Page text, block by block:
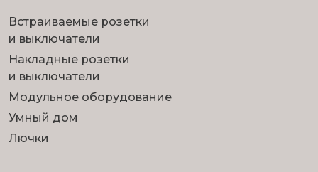
Встраиваемые розетки
и выключатели
Накладные розетки
и выключатели
Модульное оборудование
Умный дом
Лючки